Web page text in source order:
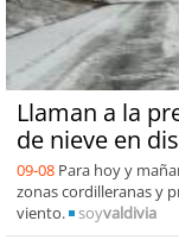
Llaman a la
de nieve en
09-08 Para hoy y
zonas cordilleranas y
viento.
soyvaldivia